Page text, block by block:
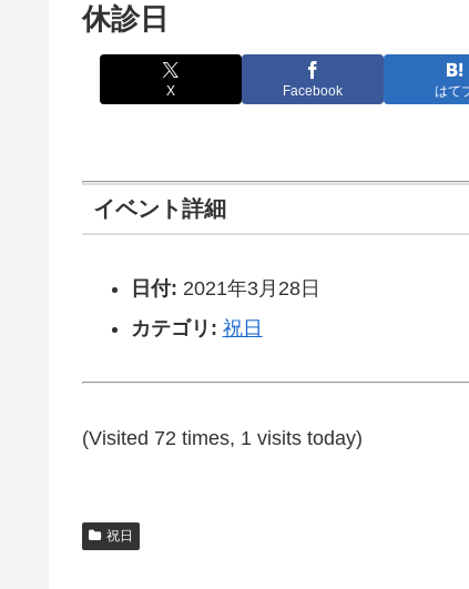
休診日
X Facebook はて
イベント詳細
日付: 2021年3月28日
カテゴリ: 祝日
(Visited 72 times, 1 visits today)
祝日